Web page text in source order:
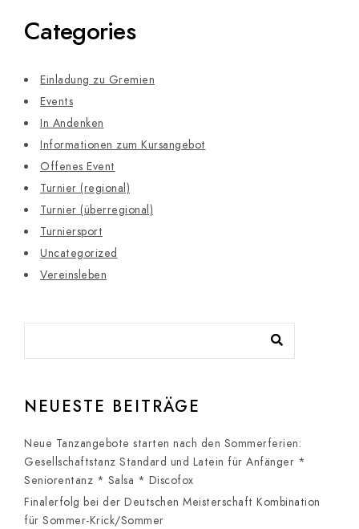
Categories
Einladung zu Gremien
Events
In Andenken
Informationen zum Kursangebot
Offenes Event
Turnier (regional)
Turnier (überregional)
Turniersport
Uncategorized
Vereinsleben
NEUESTE BEITRÄGE
Neue Tanzangebote starten nach den Sommerferien:
Gesellschaftstanz Standard und Latein für Anfänger *
Seniorentanz * Salsa * Discofox
Finalerfolg bei der Deutschen Meisterschaft Kombination
für Sommer-Krick/Sommer